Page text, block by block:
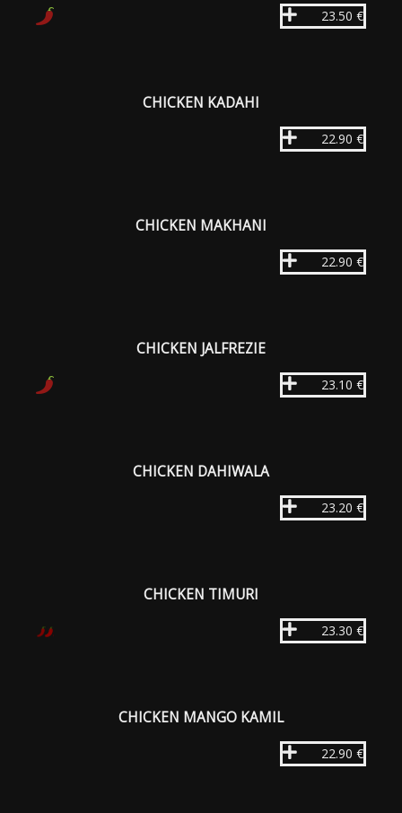
23.50 €
CHICKEN KADAHI
22.90 €
CHICKEN MAKHANI
22.90 €
CHICKEN JALFREZIE
23.10 €
CHICKEN DAHIWALA
23.20 €
CHICKEN TIMURI
23.30 €
CHICKEN MANGO KAMIL
22.90 €